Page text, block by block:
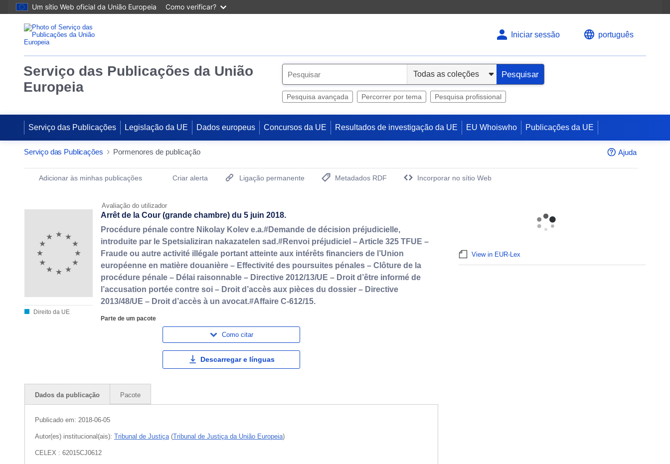
Um sítio Web oficial da União Europeia Como verificar?
Iniciar sessão português
Serviço das Publicações da União
Europeia
e
Pesquisar
Pesquisa avançada Percorrer por tema Pesquisa profissional
Serviço das Publicações Legislação da UE Dados europeus Concursos da UE Resultados de investigação da UE EU Whoiswho Publicações da UE
Serviço das Publicações Pormenores de publicação Ajuda
Publication Detail Actions Portlet
Adicionar às minhas publicações Criar alerta Ligação permanente
Metadados RDF
Incorporar no sítio Web
Avaliação do utilizador
Direito da UE
Arrêt de la Cour (grande chambre) du 5 juin 2018.
Procédure pénale contre Nikolay Kolev e.a.#Demande de décision préjudicielle,
introduite par le Spetsializiran nakazatelen sad.#Renvoi préjudiciel – Article 325 TFUE –
Fraude ou autre activité illégale portant atteinte aux intérêts financiers de l’Union
européenne en matière douanière – Effectivité des poursuites pénales – Clôture de la
procédure pénale – Délai raisonnable – Directive 2012/13/UE – Droit d’être informé de
l’accusation portée contre soi – Droit d’accès aux pièces du dossier – Directive
2013/48/UE – Droit d’accès à un avocat.#Affaire C-612/15.
Parte de um pacote
Como citar
Descarregar e línguas
Dados da publicação Pacote
Publicado em: 2018-06-05
Autor(es) institucional(ais): Tribunal de Justiça (Tribunal de Justiça da União Europeia)
CELEX : 62015CJ0612
View in EUR-Lex